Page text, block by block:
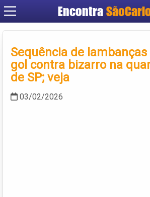
Encontra
Cadastrar
Criar conta
Sequência de
gol contra bizarro na
de SP; veja
03/02/2026